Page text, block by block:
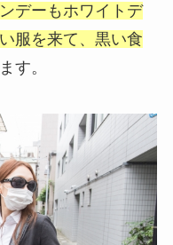
デーもホワイトデ
服を来て、黒い食
す。